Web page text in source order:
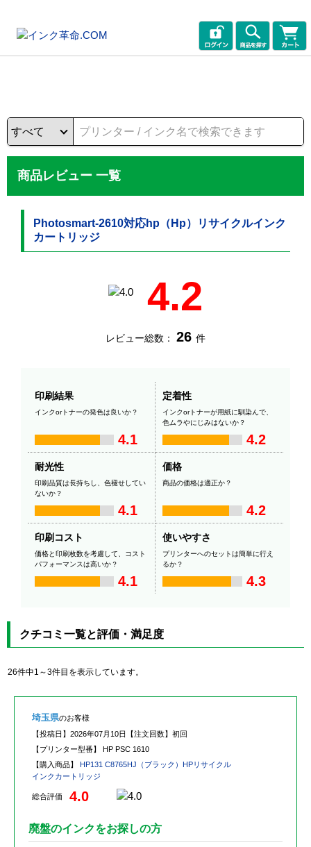
商品レビュー 一覧
Photosmart-2610対応hp（Hp）リサイクルインク
カートリッジ
4.2
レビュー総数： 26 件
印刷結果
インクorトナーの発色は良いか？
4.1
定着性
インクorトナーが用紙に馴染んで、
色ムラやにじみはないか？
4.2
耐光性
印刷品質は長持ちし、色褪せしてい
ないか？
4.1
価格
商品の価格は適正か？
4.2
印刷コスト
価格と印刷枚数を考慮して、コスト
パフォーマンスは高いか？
4.1
使いやすさ
プリンターへのセットは簡単に行え
るか？
4.3
クチコミ一覧と評価・満足度
26件中1～3件目を表示しています。
埼玉県のお客様
【投稿日】 2026年07月10日 【注文回数】 初回
【プリンター型番】 HP PSC 1610
【購入商品】 HP131 C8765HJ（ブラック）HPリサイクル
インクカートリッジ
総合評価 4.0
廃盤のインクをお探しの方